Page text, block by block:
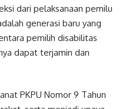
dari pelaksanaan pemilu
generasi baru yang
pemilih disabilitas
dapat terjamin dan
PKPU Nomor 9 Tahun